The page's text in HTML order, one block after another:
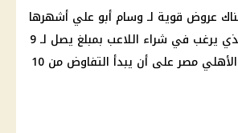
عروض قوية لـ وسام أبو علي أشهرها
الذي يرغب في شراء اللاعب بمبلغ يصل لـ 9
الأهلي
مصر على أن يبدأ التفاوض من 10